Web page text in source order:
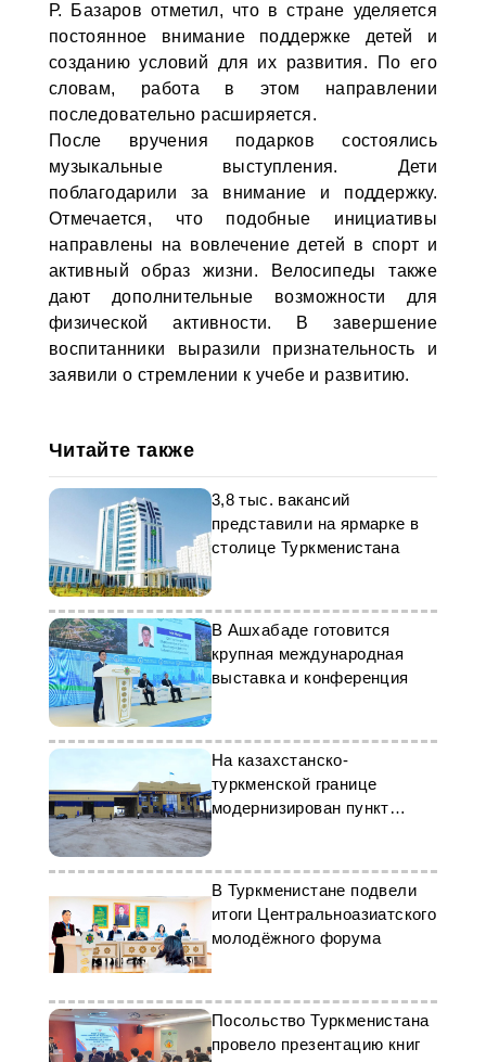
Р. Базаров отметил, что в стране уделяется
постоянное внимание поддержке детей и
созданию условий для их развития. По его
словам, работа в этом направлении
последовательно расширяется.
После вручения подарков состоялись
музыкальные выступления. Дети
поблагодарили за внимание и поддержку.
Отмечается, что подобные инициативы
направлены на вовлечение детей в спорт и
активный образ жизни. Велосипеды также
дают дополнительные возможности для
физической активности. В завершение
воспитанники выразили признательность и
заявили о стремлении к учебе и развитию.
Читайте также
3,8 тыс. вакансий
представили на ярмарке в
столице Туркменистана
В Ашхабаде готовится
крупная международная
выставка и конференция
На казахстанско-
туркменской границе
модернизирован пункт
пропуска «Темир-Баба»
В Туркменистане подвели
итоги Центральноазиатского
молодёжного форума
Посольство Туркменистана
провело презентацию книг